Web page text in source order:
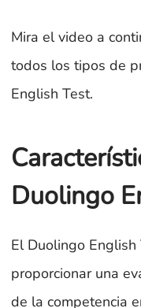
Mira el video a
todos los tipos de
English Test.
Duolingo
El Duolingo
proporcionar una
de la competencia